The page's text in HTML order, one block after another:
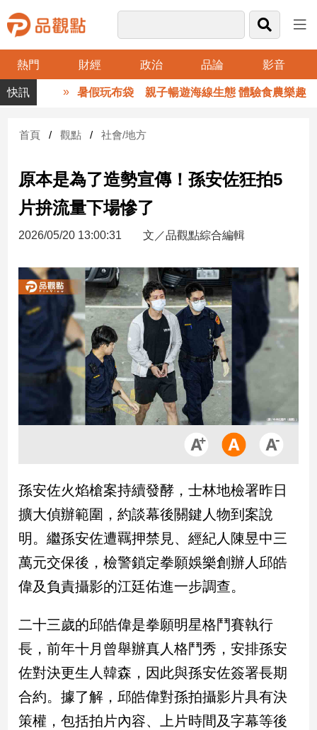
熱門 財經 政治 品論 影音
品
觀
財
台
財
新
產
經/
股
地
品
政
治
政
治
焦
品
點
民
調
國
會
點
暑假玩布袋 親子暢遊海線生態 體驗食農樂趣
首頁 觀點 社會/地方
原本是為了造勢宣傳！孫安佐狂拍5
片拚流量下場慘了
2026/05/20 13:00:31 文／品觀點綜合編輯
孫安佐火焰槍案持續發酵，士林地檢署昨日
擴大偵辦範圍，約談幕後關鍵人物到案說
明。繼孫安佐遭羈押禁見、經紀人陳昱中三
萬元交保後，檢警鎖定拳願娛樂創辦人邱皓
偉及負責攝影的江廷佑進一步調查。
二十三歲的邱皓偉是拳願明星格鬥賽執行
長，前年十月曾舉辦真人格鬥秀，安排孫安
佐對決更生人韓森，因此與孫安佐簽署長期
合約。據了解，邱皓偉對孫拍攝影片具有決
策權，包括拍片內容、上片時間及字幕等後